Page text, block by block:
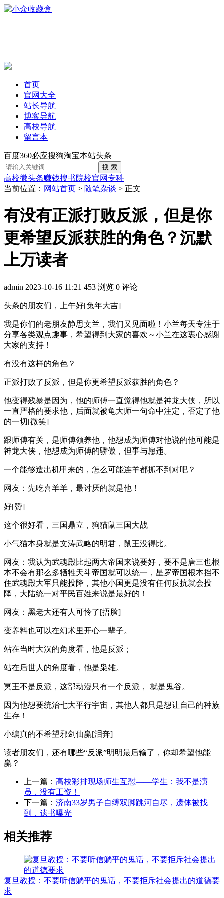
首页
官网大全
站长导航
博客导航
高校导航
留言本
百度360必应搜狗淘宝本站头条
高校微头条赚钱搜书院校官网专科
当前位置： 网站首页 > 随笔杂谈 > 正文
有没有正派打败反派，但是你
更希望反派获胜的角色？沉默
上万读者
admin 2023-10-16 11:21 453 浏览 0 评论
头条的朋友们，上午好[兔年大吉]
我是你们的老朋友静思文兰，我们又见面啦！小兰每天专注于
分享各类观点趣事，希望得到大家的喜欢～小兰在这衷心感谢
大家的支持！
有没有这样的角色？
正派打败了反派，但是你更希望反派获胜的角色？
他变得残暴是因为，他的师傅一直觉得他就是神龙大侠，所以
一直严格的要求他，后面就被龟大师一句命中注定，否定了他
的一切[微笑]
跟师傅有关，是师傅领养他，他想成为师傅对他说的他可能是
神龙大侠，他想成为师傅的骄傲，但事与愿违。
一个能够造出机甲来的，怎么可能连羊都抓不到对吧？
网友：先吃喜羊羊，最讨厌的就是他！
好[赞]
这个很好看，三国鼎立，狗猫鼠三国大战
小气猫本身就是文涛武略的明君，鼠王没得比。
网友：我认为武魂殿比起两大帝国来说要好，要不是唐三也根
本不会有那么多牺牲天斗帝国就可以统一，星罗帝国根本挡不
住武魂殿大军只能投降，其他小国更是没有任何反抗就会投
降，大陆统一对平民百姓来说是最好的！
网友：黑老大还有人可怜了[捂脸]
变养料也可以在幻术里开心一辈子。
站在当时大汉的角度看，他是反派；
站在后世人的角度看，他是枭雄。
冥王不是反派，这部动漫只有一个反派， 就是鬼谷。
因为他想要统治七大平行宇宙，其他人都只是想让自己的种族
生存！
小编真的不希望邪剑仙赢[泪奔]
读者朋友们，还有哪些“反派”明明最后输了，你却希望他能
赢？
上一篇： 高校彩排现场师生互怼——学生：我不是演
员，没有工资！
下一篇： 济南33岁男子自缚双脚跳河自尽，遗体被找
到，遗书曝光
相关推荐
复旦教授：不要听信躺平的鬼话，不要拒斥社会提出的道德要
求